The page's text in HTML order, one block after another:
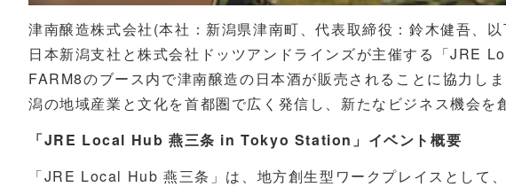
津南醸造株式会社(本社：新潟県津南町、代表取締役：鈴木健吾、
日本新潟支社と株式会社ドッツアンドラインズが主催する「JRE
FARM8のブース内で津南醸造の日本酒が販売されることに協力し
潟の地域産業と文化を首都圏で広く発信し、新たなビジネス機会を
「JRE Local Hub 燕三条 in Tokyo Station」イベント概要
「JRE Local Hub 燕三条」は、地方創生型ワークプレイスとして